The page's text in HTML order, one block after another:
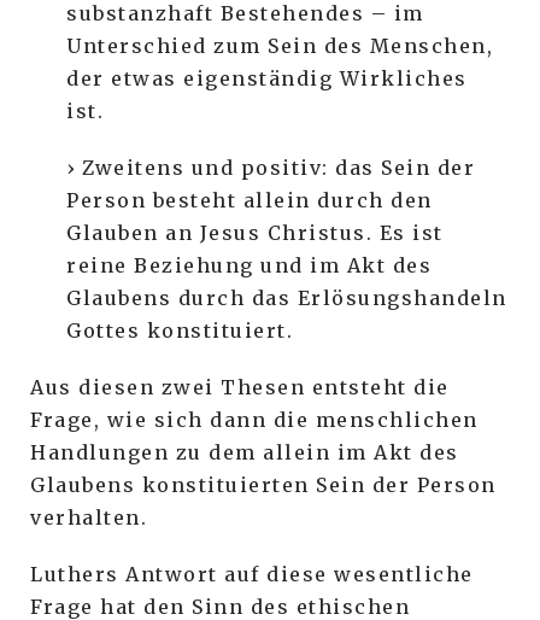
substanzhaft Bestehendes – im
Unterschied zum Sein des Menschen,
der etwas eigenständig Wirkliches
ist.
› Zweitens und positiv: das Sein der
Person besteht allein durch den
Glauben an Jesus Christus. Es ist
reine Beziehung und im Akt des
Glaubens durch das Erlösungshandeln
Gottes konstituiert.
Aus diesen zwei Thesen entsteht die
Frage, wie sich dann die menschlichen
Handlungen zu dem allein im Akt des
Glaubens konstituierten Sein der Person
verhalten.
Luthers Antwort auf diese wesentliche
Frage hat den Sinn des ethischen